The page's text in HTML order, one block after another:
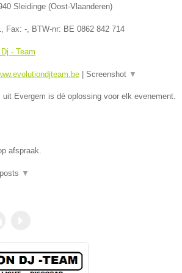
Sleidinge (Oost-Vlaanderen)
, Fax: -, BTW-nr: BE 0862 842 714
- Team
Screenshot ▼
uit Evergem is dé oplossing voor elk evenement.
afspraak.
▼